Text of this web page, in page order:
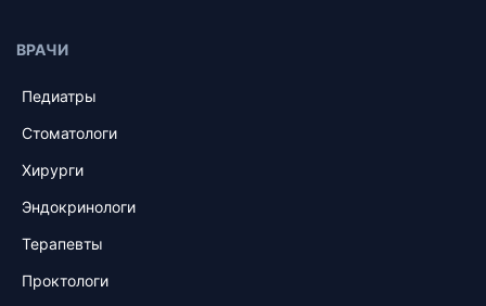
ВРАЧИ
Педиатры
Стоматологи
Хирурги
Эндокринологи
Терапевты
Проктологи